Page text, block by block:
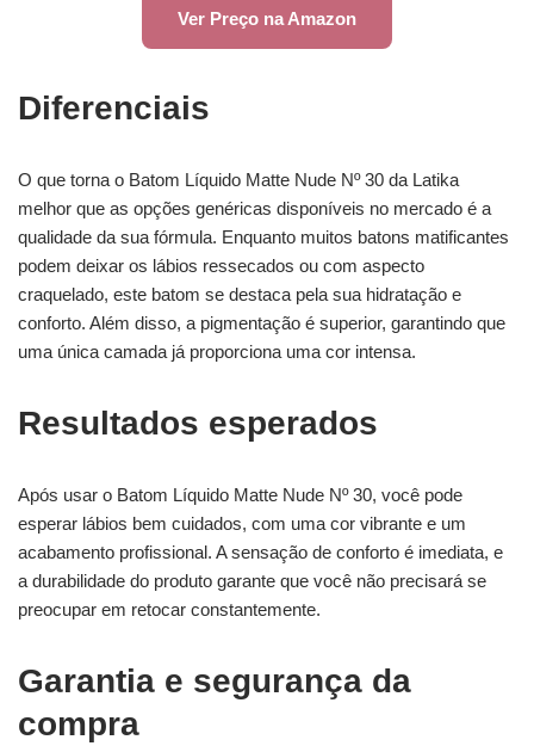
Ver Preço na Amazon
Diferenciais
O que torna o Batom Líquido Matte Nude Nº 30 da Latika
melhor que as opções genéricas disponíveis no mercado é a
qualidade da sua fórmula. Enquanto muitos batons matificantes
podem deixar os lábios ressecados ou com aspecto
craquelado, este batom se destaca pela sua hidratação e
conforto. Além disso, a pigmentação é superior, garantindo que
uma única camada já proporciona uma cor intensa.
Resultados esperados
Após usar o Batom Líquido Matte Nude Nº 30, você pode
esperar lábios bem cuidados, com uma cor vibrante e um
acabamento profissional. A sensação de conforto é imediata, e
a durabilidade do produto garante que você não precisará se
preocupar em retocar constantemente.
Garantia e segurança da
compra